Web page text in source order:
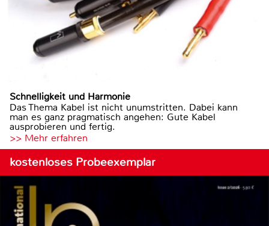
Schnelligkeit und Harmonie
Das Thema Kabel ist nicht unumstritten. Dabei kann
man es ganz pragmatisch angehen: Gute Kabel
ausprobieren und fertig.
>> Mehr erfahren
kostenloses Probeexemplar